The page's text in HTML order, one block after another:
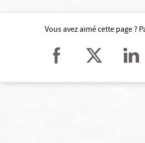
Vous avez aimé cette page ?